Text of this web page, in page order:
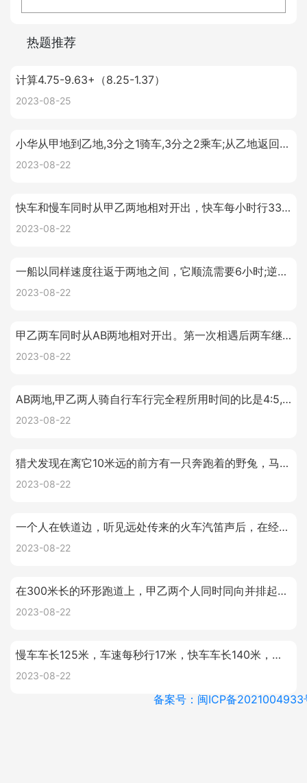
热题推荐
计算4.75-9.63+（8.25-1.37）
2023-08-25
小华从甲地到乙地,3分之1骑车,3分之2乘车;从乙地返回甲地,5分之3骑车,5分之2乘车,结果慢了半小时.已知,骑车每小时12千米,乘车每小时30千米,问:甲乙两地相距多少千米?
2023-08-22
快车和慢车同时从甲乙两地相对开出，快车每小时行33千米，相遇是已行了全程的七分之四，已知慢车行完全程需要8小时，求甲乙两地的路程。
2023-08-22
一船以同样速度往返于两地之间，它顺流需要6小时;逆流8小时。如果水流速度是每小时2千米，求两地间的距离？
2023-08-22
甲乙两车同时从AB两地相对开出。第一次相遇后两车继续行驶，各自到达对方出发点后立即返回。第二次相遇时离B地的距离是AB全程的1/5。已知甲车在第一次相遇时行了120千米。AB两地相距多少千米？
2023-08-22
AB两地,甲乙两人骑自行车行完全程所用时间的比是4:5,如果甲乙二人分别同时从AB两地相对行使,40分钟后两人相遇,相遇后各自继续前行,这样，乙到达A地比甲到达B地要晚多少分钟?
2023-08-22
猎犬发现在离它10米远的前方有一只奔跑着的野兔，马上紧追上去，猎犬的步子大，它跑5步的路程，兔子要跑9步，但是兔子的动作快，猎犬跑2步的时间，兔子却能跑3步，问猎犬至少跑多少米才能追上兔子。
2023-08-22
一个人在铁道边，听见远处传来的火车汽笛声后，在经过57秒火车经过她前面，已知火车鸣笛时离他1360米，(轨道是直的),声音每秒传340米，求火车的速度（得出保留整数）
2023-08-22
在300米长的环形跑道上，甲乙两个人同时同向并排起跑，甲平均速度是每秒5米，乙平均速度是每秒4.4米，两人起跑后的第一次相遇在起跑线前几米？
2023-08-22
慢车车长125米，车速每秒行17米，快车车长140米，车速每秒行22米，慢车在前面行驶，快车从后面追上来，那么，快车从追上慢车的车尾到完全超过慢车需要多少时间？
2023-08-22
备案号：闽ICP备2021004933